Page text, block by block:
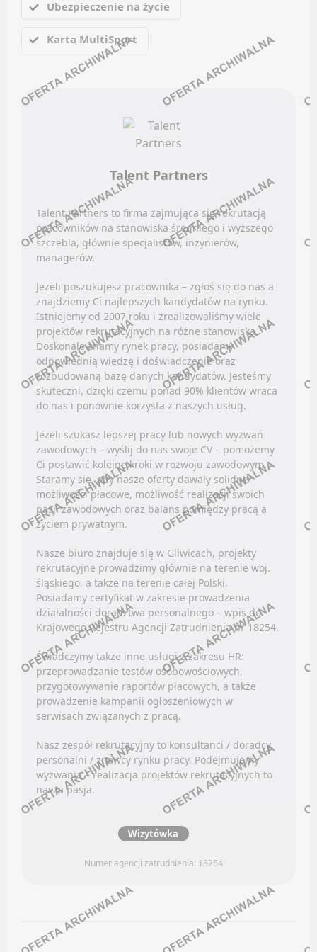
Kanały social media
WETERYNARIA
POZOSTAŁE KATEGORIE
Oferty pracy
Kanały social media
Newsletter
ADMINISTRACJA RZĄDOWA / PUBLICZNA
Oferty pracy
Kanały social media
Newsletter
Oferty pracy
Kanały social media
Newsletter
Oferty pracy
Kanały social media
Newsletter
BRANŻA KREATYWNA
Oferty pracy
Kanały social media
BUSINESS INTELLIGENCE (BI)
Oferty pracy
Kanały social media
Oferty pracy
Kanały social media
Kanały kategorii
Kanały ogólne
Newsletter
Kanały kategorii
Kanały ogólne
Newsletter
MOTORYZACJA / AUTOMOTIVE
Facebook
LinkedIn
Discord
Kanały kategorii
Kanały ogólne
Newsletter
NIERUCHOMOŚCI
Facebook
LinkedIn
Kanały kategorii
Kanały ogólne
Newsletter
OPIEKA
Facebook
LinkedIn
Discord
Kanały kategorii
Kanały ogólne
Newsletter
PRAWO / PODATKI
Kanały kategorii
Kanały ogólne
Ubezpieczenie na życie
Karta MultiSport
Talent Partners
Talent Partners to firma zajmująca się rekrutacją
pracowników na stanowiska średniego i wyższego
szczebla, głównie specjalistów, inżynierów,
managerów.
Jeżeli poszukujesz pracownika – zgłoś się do nas a
znajdziemy Ci najlepszych kandydatów na rynku.
Istniejemy od 2007 roku i zrealizowaliśmy wiele
projektów rekrutacyjnych na różne stanowiska.
Doskonale znamy rynek pracy, posiadamy
odpowiednią wiedzę i doświadczenie oraz
rozbudowaną bazę danych kandydatów. Jesteśmy
skuteczni, dzięki czemu ponad 90% klientów wraca
do nas i ponownie korzysta z naszych usług.
Jeżeli szukasz lepszej pracy lub nowych wyzwań
zawodowych – wyślij do nas swoje CV – pomożemy
Ci postawić kolejne kroki w rozwoju zawodowym.
Staramy się, aby nasze oferty dawały solidne
możliwości płacowe, możliwość realizacji swoich
pasji zawodowych oraz balans pomiędzy pracą a
życiem prywatnym.
Nasze biuro znajduje się w Gliwicach, projekty
rekrutacyjne prowadzimy głównie na terenie woj.
śląskiego, a także na terenie całej Polski.
Posiadamy certyfikat w zakresie prowadzenia
działalności doradztwa personalnego – wpis do
Krajowego Rejestru Agencji Zatrudnienia nr 18254.
Świadczymy także inne usługi z zakresu HR:
przeprowadzanie testów osobowościowych,
przygotowywanie raportów płacowych, a także
prowadzenie kampanii ogłoszeniowych w
serwisach związanych z pracą.
Nasz zespół rekrutacyjny to konsultanci / doradcy
personalni / znawcy rynku pracy. Podejmujemy
wyzwania – realizacja projektów rekrutacyjnych to
nasza pasja.
Wizytówka
Numer agencji zatrudnienia: 18254